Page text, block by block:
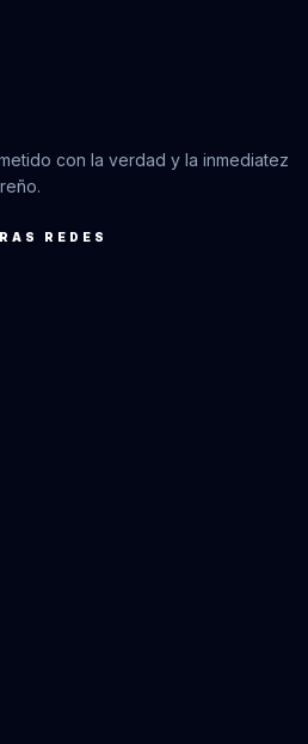
con la verdad y la inmediatez
REDES